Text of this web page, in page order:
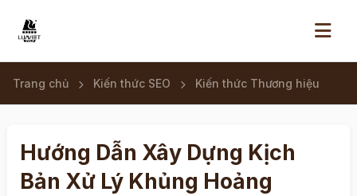
Trang chủ Kiến thức SEO Kiến thức Thương hiệu
Hướng Dẫn Xây Dựng Kịch
Bản Xử Lý Khủng Hoảng